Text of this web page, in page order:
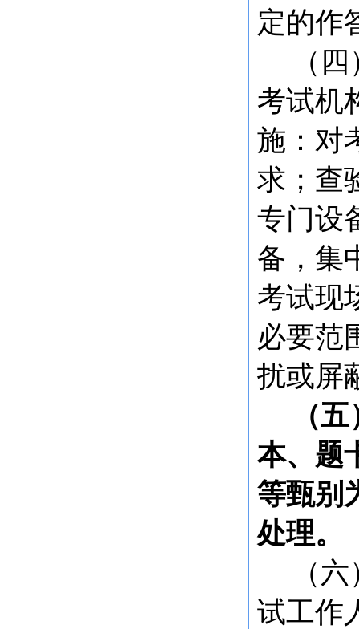
定的作
（
考试机
施：对
求；查
专门设
备，集
考试现
必要范
扰或屏
（
本、题
等甄别
处理。
（
试工作